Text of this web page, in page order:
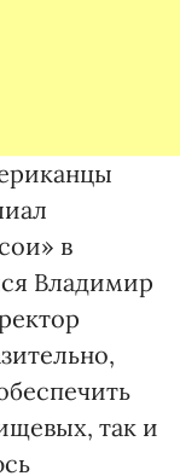
в
Владимир
так и